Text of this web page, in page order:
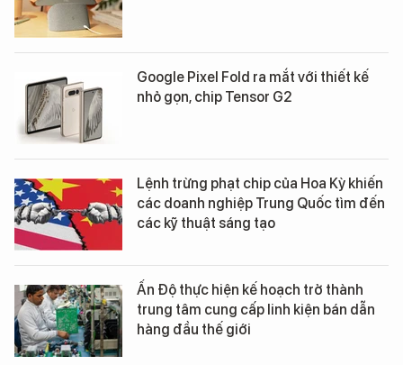
Google Pixel Fold ra mắt với thiết kế
nhỏ gọn, chip Tensor G2
Lệnh trừng phạt chip của Hoa Kỳ khiến
các doanh nghiệp Trung Quốc tìm đến
các kỹ thuật sáng tạo
Ấn Độ thực hiện kế hoạch trở thành
trung tâm cung cấp linh kiện bán dẫn
hàng đầu thế giới